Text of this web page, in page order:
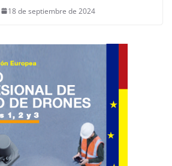
18 de septiembre de 2024